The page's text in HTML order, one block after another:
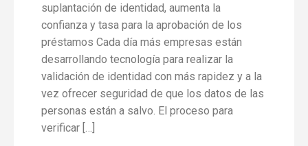
suplantación de identidad, aumenta la
confianza y tasa para la aprobación de los
préstamos Cada día más empresas están
desarrollando tecnología para realizar la
validación de identidad con más rapidez y a la
vez ofrecer seguridad de que los datos de las
personas están a salvo. El proceso para
verificar […]